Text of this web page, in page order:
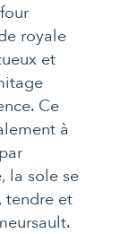
royale
et
Ce
à
la sole se
tendre et